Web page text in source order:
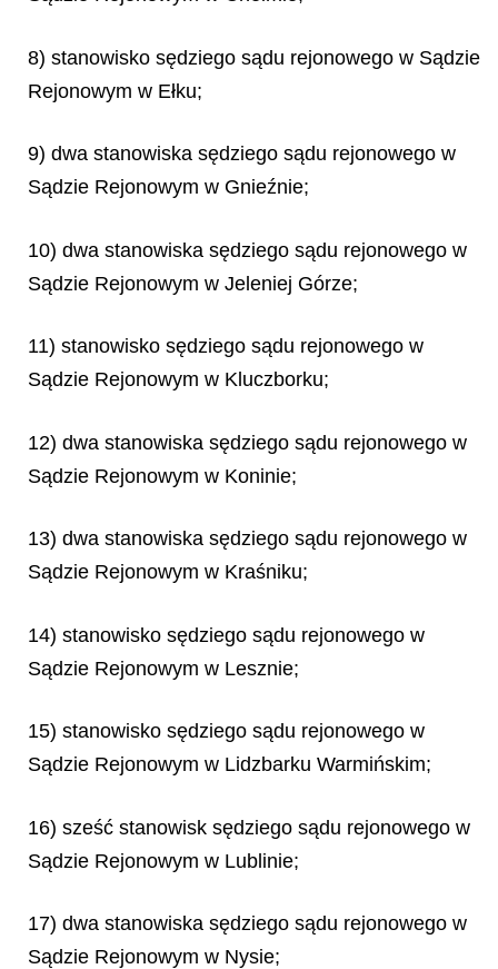
8) stanowisko sędziego sądu rejonowego w Sądzie
Rejonowym w Ełku;
9) dwa stanowiska sędziego sądu rejonowego w
Sądzie Rejonowym w Gnieźnie;
10) dwa stanowiska sędziego sądu rejonowego w
Sądzie Rejonowym w Jeleniej Górze;
11) stanowisko sędziego sądu rejonowego w
Sądzie Rejonowym w Kluczborku;
12) dwa stanowiska sędziego sądu rejonowego w
Sądzie Rejonowym w Koninie;
13) dwa stanowiska sędziego sądu rejonowego w
Sądzie Rejonowym w Kraśniku;
14) stanowisko sędziego sądu rejonowego w
Sądzie Rejonowym w Lesznie;
15) stanowisko sędziego sądu rejonowego w
Sądzie Rejonowym w Lidzbarku Warmińskim;
16) sześć stanowisk sędziego sądu rejonowego w
Sądzie Rejonowym w Lublinie;
17) dwa stanowiska sędziego sądu rejonowego w
Sądzie Rejonowym w Nysie;